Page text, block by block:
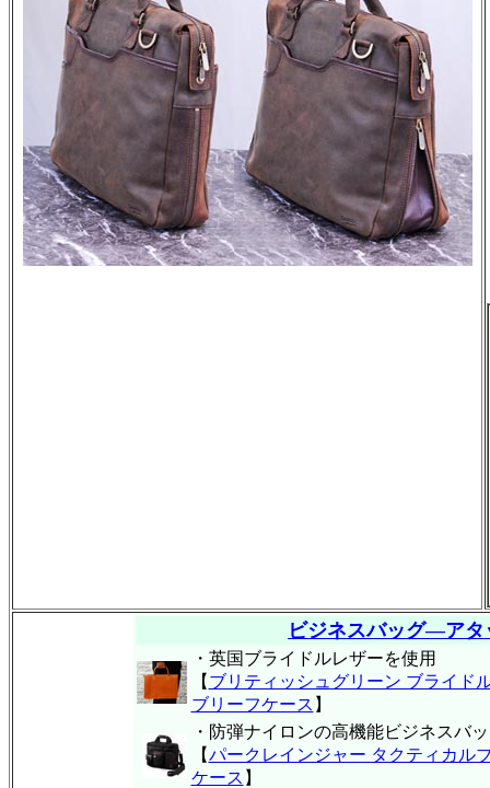
ビジネスバッグ―ア
・英国ブライドルレザーを使用
【 ブリティッシュグリーン ブライド
ブリーフケース 】
・防弾ナイロンの高機能ビジネスバ
【パークレインジャー タクティカル
ケース 】